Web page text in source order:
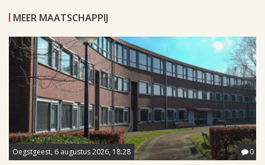
MEER MAATSCHAPPIJ
Oegstgeest, 6 augustus 2026, 18:28 0